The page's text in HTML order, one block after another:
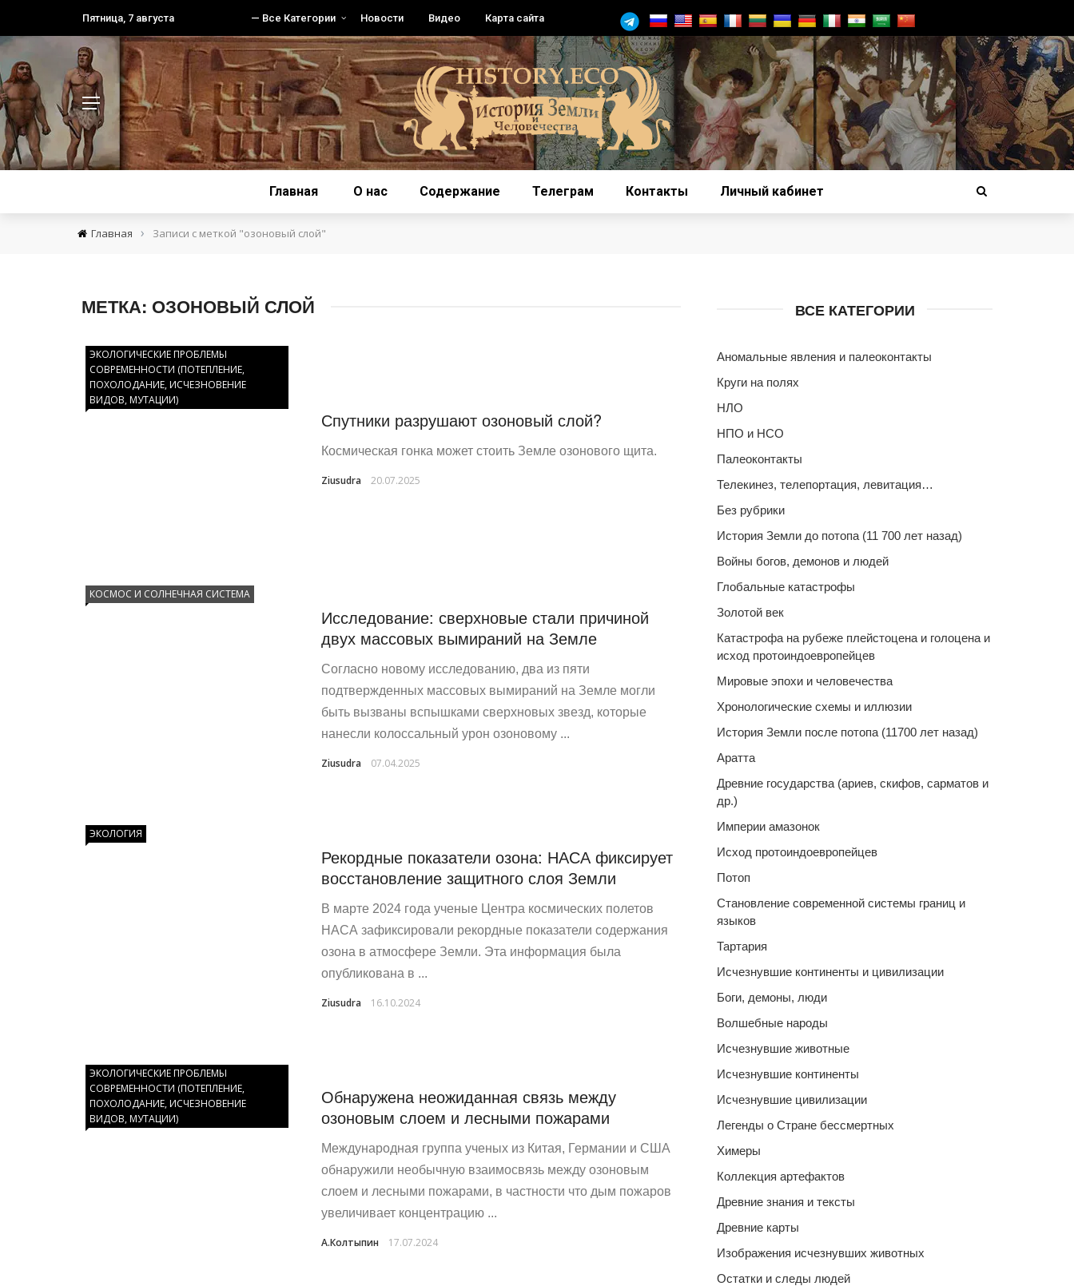
Пятница, 7 августа — Все Категории Новости Видео Карта сайта
Главная О нас Содержание Телеграм Контакты Личный кабинет
Главная › Записи с меткой "озоновый слой"
МЕТКА: ОЗОНОВЫЙ СЛОЙ
ЭКОЛОГИЧЕСКИЕ ПРОБЛЕМЫ
СОВРЕМЕННОСТИ (ПОТЕПЛЕНИЕ,
ПОХОЛОДАНИЕ, ИСЧЕЗНОВЕНИЕ
ВИДОВ, МУТАЦИИ)
Спутники разрушают озоновый слой?
Космическая гонка может стоить Земле озонового щита.
Ziusudra 20.07.2025
КОСМОС И СОЛНЕЧНАЯ СИСТЕМА
Исследование: сверхновые стали причиной
двух массовых вымираний на Земле
Согласно новому исследованию, два из пяти
подтвержденных массовых вымираний на Земле могли
быть вызваны вспышками сверхновых звезд, которые
нанесли колоссальный урон озоновому ...
Ziusudra 07.04.2025
ЭКОЛОГИЯ
Рекордные показатели озона: НАСА фиксирует
восстановление защитного слоя Земли
В марте 2024 года ученые Центра космических полетов
НАСА зафиксировали рекордные показатели содержания
озона в атмосфере Земли. Эта информация была
опубликована в ...
Ziusudra 16.10.2024
ЭКОЛОГИЧЕСКИЕ ПРОБЛЕМЫ
СОВРЕМЕННОСТИ (ПОТЕПЛЕНИЕ,
ПОХОЛОДАНИЕ, ИСЧЕЗНОВЕНИЕ
ВИДОВ, МУТАЦИИ)
Обнаружена неожиданная связь между
озоновым слоем и лесными пожарами
Международная группа ученых из Китая, Германии и США
обнаружили необычную взаимосвязь между озоновым
слоем и лесными пожарами, в частности что дым пожаров
увеличивает концентрацию ...
А.Колтыпин 17.07.2024
ВСЕ КАТЕГОРИИ
Аномальные явления и палеоконтакты
Круги на полях
НЛО
НПО и НСО
Палеоконтакты
Телекинез, телепортация, левитация…
Без рубрики
История Земли до потопа (11 700 лет назад)
Войны богов, демонов и людей
Глобальные катастрофы
Золотой век
Катастрофа на рубеже плейстоцена и голоцена и
исход протоиндоевропейцев
Мировые эпохи и человечества
Хронологические схемы и иллюзии
История Земли после потопа (11700 лет назад)
Аратта
Древние государства (ариев, скифов, сарматов и
др.)
Империи амазонок
Исход протоиндоевропейцев
Потоп
Становление современной системы границ и
языков
Тартария
Исчезнувшие континенты и цивилизации
Боги, демоны, люди
Волшебные народы
Исчезнувшие животные
Исчезнувшие континенты
Исчезнувшие цивилизации
Легенды о Стране бессмертных
Химеры
Коллекция артефактов
Древние знания и тексты
Древние карты
Изображения исчезнувших животных
Остатки и следы людей